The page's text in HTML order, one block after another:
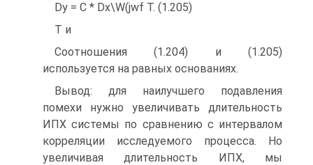
Dy = С * Dx\W(jwf Т. (1.205)
Т и
Соотношения (1.204) и (1.205)
используется на равных основаниях.
Вывод: для наилучшего подавления
помехи нужно увеличивать длительность
ИПХ системы по сравнению с интервалом
корреляции исследуемого процесса. Но
увеличивая длительность ИПХ, мы